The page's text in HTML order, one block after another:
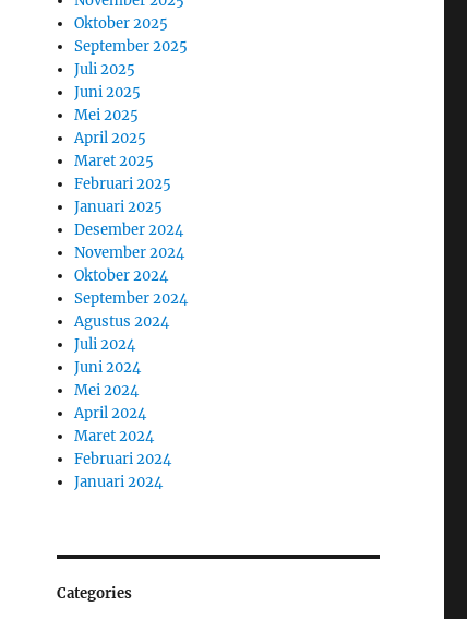
Oktober 2025
September 2025
Juli 2025
Juni 2025
Mei 2025
April 2025
Maret 2025
Februari 2025
Januari 2025
Desember 2024
November 2024
Oktober 2024
September 2024
Agustus 2024
Juli 2024
Juni 2024
Mei 2024
April 2024
Maret 2024
Februari 2024
Januari 2024
Categories